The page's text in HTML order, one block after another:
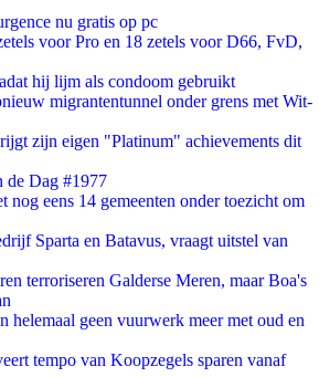
nu gratis op pc
voor Pro en 18 zetels voor D66, FvD,
hij lijm als condoom gebruikt
migrantentunnel onder grens met Wit-
zijn eigen "Platinum" achievements dit
de Dag #1977
nog eens 14 gemeenten onder toezicht om
Sparta en Batavus, vraagt uitstel van
terroriseren Galderse Meren, maar Boa's
helemaal geen vuurwerk meer met oud en
tempo van Koopzegels sparen vanaf